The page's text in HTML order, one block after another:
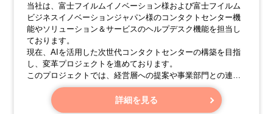
当社は、富士フイルムイノベーション様および富士フイルム
ビジネスイノベーションジャパン様のコンタクトセンター機
能やソリューション＆サービスのヘルプデスク機能を担当し
ております。
現在、AIを活用した次世代コンタクトセンターの構築を目指
し、変革プロジェクトを進めております。
このプロジェクトでは、経営層への提案や事業部門との連携
を通じて、新しいプロセスの構築・展開など、プロジェクト
全体の推進に貢献していただきたいと考えております。
詳細を見る